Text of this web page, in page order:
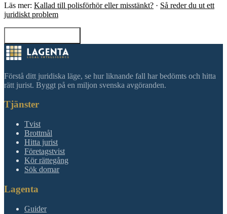
Läs mer: Kallad till polisförhör eller misstänkt? · Så reder du ut ett
juridiskt problem
Förstå ditt juridiska läge, se hur liknande fall har bedömts och hitta
rätt jurist. Byggt på en miljon svenska avgöranden.
Tjänster
Tvist
Brottmål
Hitta jurist
Företagstvist
Kör rättegång
Sök domar
Lagenta
Guider